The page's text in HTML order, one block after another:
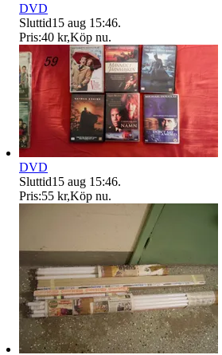
DVD
Sluttid15 aug 15:46.
Pris:40 kr,Köp nu.
DVD
Sluttid15 aug 15:46.
Pris:55 kr,Köp nu.